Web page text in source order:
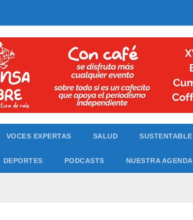
VOCES EXPERTAS SALUD SUSTENTABLE
DEPORTES PODCASTS NUESTRA AGENDA